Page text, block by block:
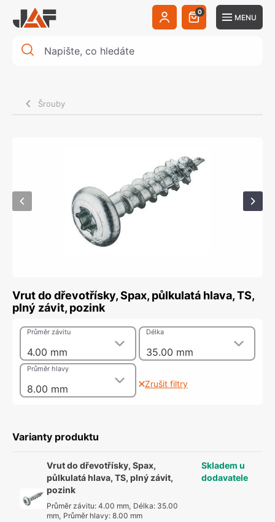
0
MENU
Šrouby
Vrut do dřevotřísky, Spax, půlkulatá hlava, TS,
plný závit, pozink
4.00 mm
Průměr závitu
35.00 mm
Délka
8.00 mm
Průměr hlavy
Zrušit filtry
Varianty produktu
Vrut do dřevotřísky, Spax,
půlkulatá hlava, TS, plný závit,
pozink
Průměr závitu: 4.00 mm, Délka: 35.00
mm, Průměr hlavy: 8.00 mm
Skladem u
dodavatele